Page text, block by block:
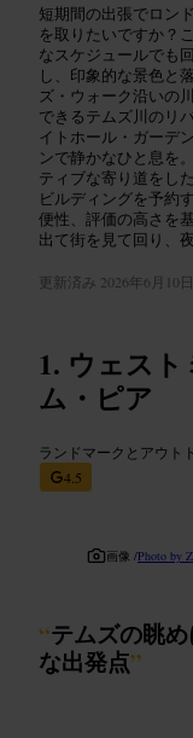
短期間の出張でロン
を取りたいですか？
なスケジュールでも
し、印象的な景色と
ズ・ウォーク沿いの
できるテムズ川のリ
イトホール・ガーデ
ンで静かなひと息を
ティブな寄り道をし
ビルディングを予約
便性、評価の高さを
出て街を見て回り、
更新済み 2026年6月10日
ウェス
ム・ピア
ランドマークとアウト
4.5
画像 /Photo by
“テムズの眺
な出発点”